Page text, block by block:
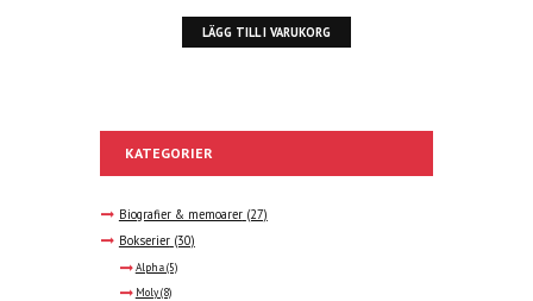
LÄGG TILL I VARUKORG
KATEGORIER
Biografier & memoarer (27)
Bokserier (30)
Alpha(5)
Moly(8)